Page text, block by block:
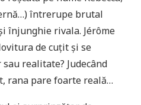
întrerupe brutal
înjunghie rivala. Jérôme
de cuțit și se
realitate? Judecând
rana pare foarte reală…